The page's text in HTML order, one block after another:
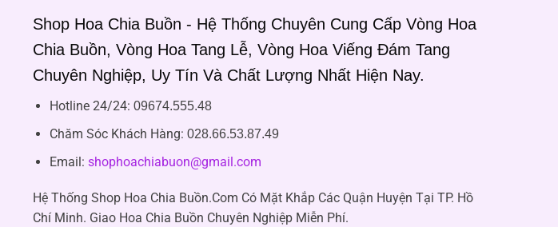
Shop Hoa Chia Buồn - Hệ Thống Chuyên Cung Cấp Vòng Hoa
Chia Buồn, Vòng Hoa Tang Lễ, Vòng Hoa Viếng Đám Tang
Chuyên Nghiệp, Uy Tín Và Chất Lượng Nhất Hiện Nay.
Hotline 24/24: 09674.555.48
Chăm Sóc Khách Hàng: 028.66.53.87.49
Email: shophoachiabuon@gmail.com
Hệ Thống Shop Hoa Chia Buồn.Com Có Mặt Khắp Các Quận Huyện Tại TP. Hồ
Chí Minh. Giao Hoa Chia Buồn Chuyên Nghiệp Miễn Phí.